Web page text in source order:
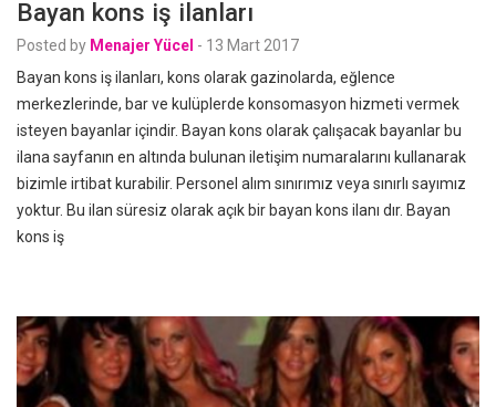
Bayan kons iş ilanları
Posted by Menajer Yücel - 13 Mart 2017
Bayan kons iş ilanları, kons olarak gazinolarda, eğlence
merkezlerinde, bar ve kulüplerde konsomasyon hizmeti vermek
isteyen bayanlar içindir. Bayan kons olarak çalışacak bayanlar bu
ilana sayfanın en altında bulunan iletişim numaralarını kullanarak
bizimle irtibat kurabilir. Personel alım sınırımız veya sınırlı sayımız
yoktur. Bu ilan süresiz olarak açık bir bayan kons ilanı dır. Bayan
kons iş